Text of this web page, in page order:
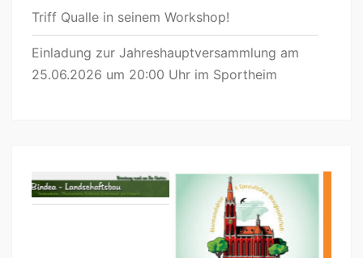
Triff Qualle in seinem Workshop!
Einladung zur Jahreshauptversammlung am
25.06.2026 um 20:00 Uhr im Sportheim